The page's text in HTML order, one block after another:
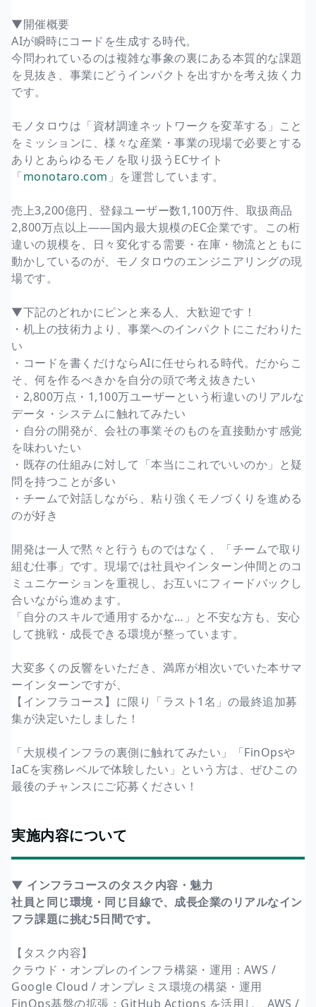
▼開催概要
AIが瞬時にコードを生成する時代。
今問われているのは複雑な事象の裏にある本質的な課題
を見抜き、事業にどうインパクトを出すかを考え抜く力
です。
モノタロウは「資材調達ネットワークを変革する」こと
をミッションに、様々な産業・事業の現場で必要とする
ありとあらゆるモノを取り扱うECサイト
「monotaro.com 」を運営しています。
売上3,200億円、登録ユーザー数1,100万件、取扱商品
2,800万点以上——国内最大規模のEC企業です。この桁
違いの規模を、日々変化する需要・在庫・物流とともに
動かしているのが、モノタロウのエンジニアリングの現
場です。
▼下記のどれかにピンと来る人、大歓迎です！
・机上の技術力より、事業へのインパクトにこだわりた
い
・コードを書くだけならAIに任せられる時代。だからこ
そ、何を作るべきかを自分の頭で考え抜きたい
・2,800万点・1,100万ユーザーという桁違いのリアルな
データ・システムに触れてみたい
・自分の開発が、会社の事業そのものを直接動かす感覚
を味わいたい
・既存の仕組みに対して「本当にこれでいいのか」と疑
問を持つことが多い
・チームで対話しながら、粘り強くモノづくりを進める
のが好き
開発は一人で黙々と行うものではなく、「チームで取り
組む仕事」です。現場では社員やインターン仲間とのコ
ミュニケーションを重視し、お互いにフィードバックし
合いながら進めます。
「自分のスキルで通用するかな…」と不安な方も、安心
して挑戦・成長できる環境が整っています。
大変多くの反響をいただき、満席が相次いでいた本サマ
ーインターンですが、
【インフラコース】に限り「ラスト1名」の最終追加募
集が決定いたしました！
「大規模インフラの裏側に触れてみたい」「FinOpsや
IaCを実務レベルで体験したい」という方は、ぜひこの
最後のチャンスにご応募ください！
実施内容について
▼ インフラコースのタスク内容・魅力
社員と同じ環境・同じ目線で、成長企業のリアルなイン
フラ課題に挑む5日間です。
【タスク内容】
クラウド・オンプレのインフラ構築・運用：AWS /
Google Cloud / オンプレミス環境の構築・運用
FinOps基盤の拡張：GitHub Actions を活用し、AWS /